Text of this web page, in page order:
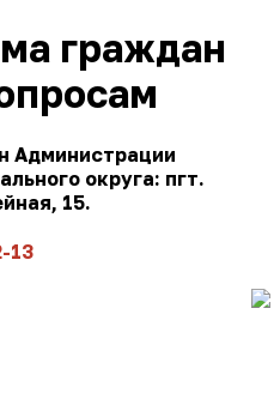
граждан
Администрации
округа: пгт.
15.
13